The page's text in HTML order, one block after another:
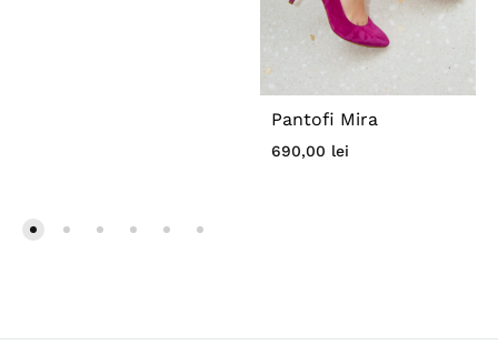
Pantofi Mira
690,00 lei